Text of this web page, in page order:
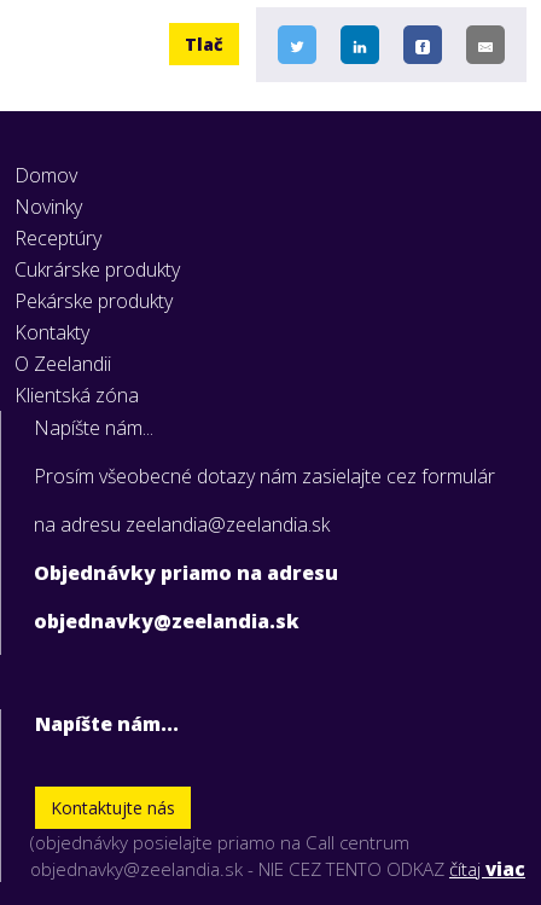
Tlač
Domov
Novinky
Receptúry
Cukrárske produkty
Pekárske produkty
Kontakty
O Zeelandii
Klientská zóna
Napíšte nám...
Prosím všeobecné dotazy nám zasielajte cez formulár
na adresu zeelandia@zeelandia.sk
Objednávky priamo na adresu
objednavky@zeelandia.sk
Napíšte nám...
Kontaktujte nás
(objednávky posielajte priamo na Call centrum
objednavky@zeelandia.sk - NIE CEZ TENTO ODKAZ čítaj viac